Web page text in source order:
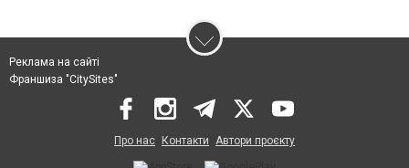
Реклама на сайті
Франшиза "CitySites"
Про нас Контакти Автори проєкту